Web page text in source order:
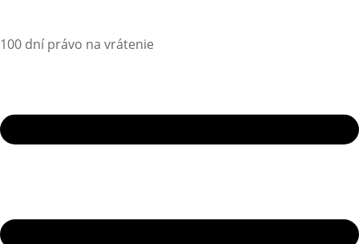
100 dní právo na vrátenie